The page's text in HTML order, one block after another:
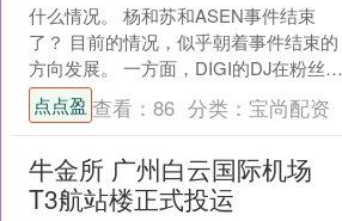
什么情况。 杨和苏和ASEN事件结束
了？ 目前的情况，似乎朝着事件结束的
方向发展。 一方面，DIGI的DJ在粉丝群
发声，表示了不回应的意思。 另一方
面，有认识A....
点点盈 查看： 86 分类： 宝尚配资
牛金所 广州白云国际机场
T3航站楼正式投运